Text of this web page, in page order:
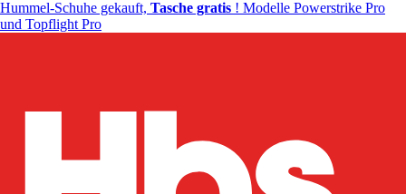
Hummel-Schuhe gekauft, Tasche gratis ! Modelle Powerstrike Pro
und Topflight Pro